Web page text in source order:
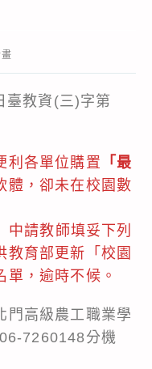
臺教資(三)字第
利各單位購置 「最
體，卻未在校園數
中請教師填妥下列
教育部更新「校園
，逾時不候。
門高級農工職業學
7260148分機